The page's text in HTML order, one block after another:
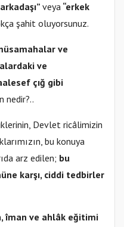
veya“erkek
şahit oluyorsunuz.
ve
ve
çığ gibi
nedir?..
Devlet ricâlimizin
bu konuya
arz edilen; bu
karşı, ciddi tedbirler
îman ve ahlâk eğitimi